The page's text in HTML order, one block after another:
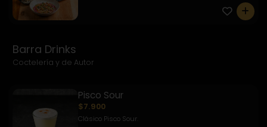
0
Barra Drinks
Coctelería y de Autor
Pisco Sour
$7.900
Clásico Pisco Sour.